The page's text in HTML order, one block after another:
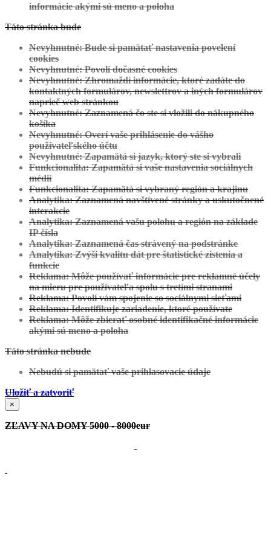
Zobraziť projekt
Modra:Projekt Individuálny
Zobraziť projekt
Sučany:Projekt Individuálny
Zobraziť projekt
informácie akými sú meno a poloha
Táto stránka bude
Nevyhnutné: Bude si pamätať nastavenia povelení
cookies
Nevyhnutné: Povolí dočasné cookies
Nevyhnutné: Zhromaždí informácie, ktoré zadáte do
kontaktných formulárov, newslettrov a iných formulárov
naprieč web stránkou
Nevyhnutné: Zaznamená čo ste si vložili do nákupného
košíka
Nevyhnutné: Overí vaše prihlásenie do vášho
používateľského účtu
Nevyhnutné: Zapamätá si jazyk, ktorý ste si vybrali
Funkcionalita: Zapamätá si vaše nastavenia sociálnych
médií
Funkcionalita: Zapamätá si vybraný región a krajinu
Analytika: Zaznamená navštívené stránky a uskutočnené
interakcie
Analytika: Zaznamená vašu polohu a región na základe
IP čísla
Analytika: Zaznamená čas strávený na podstránke
Analytika: Zvýši kvalitu dát pre štatistické zistenia a
funkcie
Reklama: Môže používať informácie pre reklamné účely
na mieru pre používateľa spolu s tretími stranami
Reklama: Povolí vám spojenie so sociálnymi sieťami
Reklama: Identifikuje zariadenie, ktoré používate
Reklama: Môže zbierať osobné identifikačné informácie
akými sú meno a poloha
Táto stránka nebude
Nebudú si pamätať vaše prihlasovacie údaje
Uložiť a zatvoriť
×
ZĽAVY NA DOMY 5000 - 8000eur